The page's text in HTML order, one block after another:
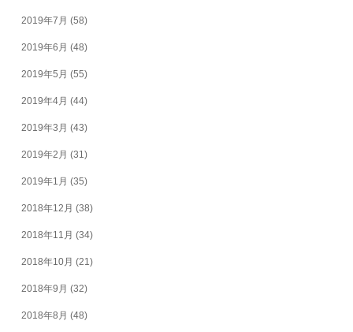
2019年7月 (58)
2019年6月 (48)
2019年5月 (55)
2019年4月 (44)
2019年3月 (43)
2019年2月 (31)
2019年1月 (35)
2018年12月 (38)
2018年11月 (34)
2018年10月 (21)
2018年9月 (32)
2018年8月 (48)